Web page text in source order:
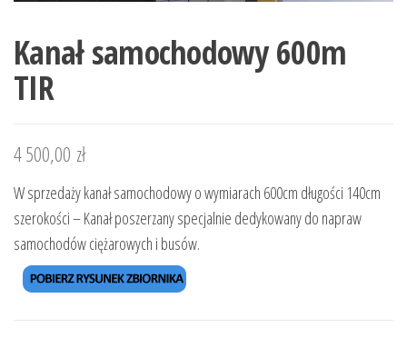
Kanał samochodowy 600m
TIR
4 500,00 zł
W sprzedaży kanał samochodowy o wymiarach 600cm długości 140cm
szerokości – Kanał poszerzany specjalnie dedykowany do napraw
samochodów ciężarowych i busów.